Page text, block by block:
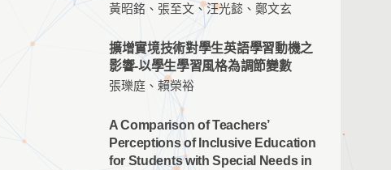
黃昭銘、張至文、汪光懿、鄭文玄
擴增實境技術對學生英語學習動機之
影響-以學生學習風格為調節變數
張瓅庭、賴榮裕
A Comparison of Teachers’
Perceptions of Inclusive Education
for Students with Special Needs in